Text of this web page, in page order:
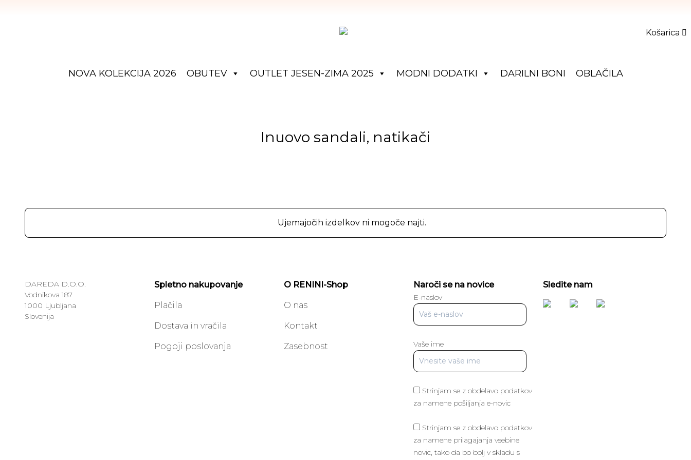
Košarica
NOVA KOLEKCIJA 2026 OBUTEV OUTLET JESEN-ZIMA 2025 MODNI DODATKI DARILNI BONI OBLAČILA
Inuovo sandali, natikači
Ujemajočih izdelkov ni mogoče najti.
DAREDA D.O.O.
Vodnikova 187
1000 Ljubljana
Slovenija
Spletno nakupovanje
Plačila
Dostava in vračila
Pogoji poslovanja
O RENINI-Shop
O nas
Kontakt
Zasebnost
Naroči se na novice
E-naslov
Vaše ime
Strinjam se z obdelavo podatkov
za namene pošiljanja e-novic
Strinjam se z obdelavo podatkov
za namene prilagajanja vsebine
novic, tako da bo bolj v skladu s
Sledite nam